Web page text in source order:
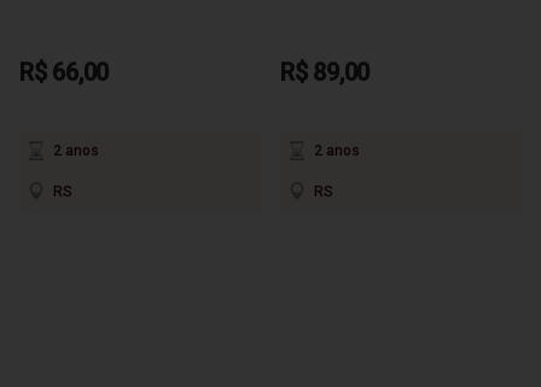
R$ 66,00
2 anos
RS
R$ 89,00
2 anos
RS